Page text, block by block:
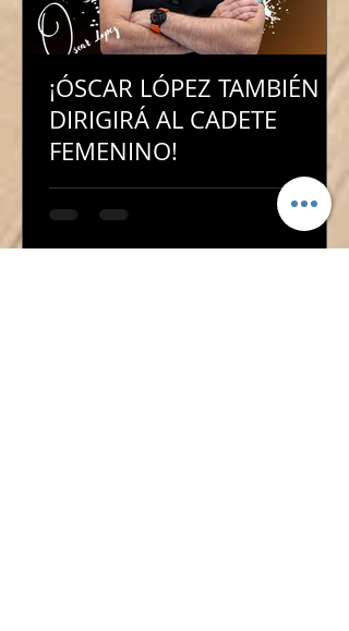
¡ÓSCAR LÓPEZ TAMBIÉN
DIRIGIRÁ AL CADETE
FEMENINO!